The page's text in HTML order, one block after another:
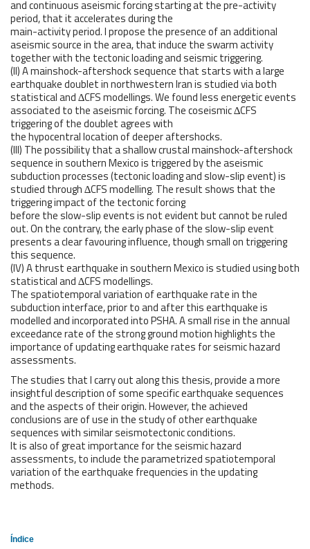
and continuous aseismic forcing starting at the pre-activity
period, that it accelerates during the
main-activity period. I propose the presence of an additional
aseismic source in the area, that induce the swarm activity
together with the tectonic loading and seismic triggering.
(II) A mainshock-aftershock sequence that starts with a large
earthquake doublet in northwestern Iran is studied via both
statistical and ∆CFS modellings. We found less energetic events
associated to the aseismic forcing. The coseismic ∆CFS
triggering of the doublet agrees with
the hypocentral location of deeper aftershocks.
(III) The possibility that a shallow crustal mainshock-aftershock
sequence in southern Mexico is triggered by the aseismic
subduction processes (tectonic loading and slow-slip event) is
studied through ∆CFS modelling. The result shows that the
triggering impact of the tectonic forcing
before the slow-slip events is not evident but cannot be ruled
out. On the contrary, the early phase of the slow-slip event
presents a clear favouring influence, though small on triggering
this sequence.
(IV) A thrust earthquake in southern Mexico is studied using both
statistical and ∆CFS modellings.
The spatiotemporal variation of earthquake rate in the
subduction interface, prior to and after this earthquake is
modelled and incorporated into PSHA. A small rise in the annual
exceedance rate of the strong ground motion highlights the
importance of updating earthquake rates for seismic hazard
assessments.
The studies that I carry out along this thesis, provide a more
insightful description of some specific earthquake sequences
and the aspects of their origin. However, the achieved
conclusions are of use in the study of other earthquake
sequences with similar seismotectonic conditions.
It is also of great importance for the seismic hazard
assessments, to include the parametrized spatiotemporal
variation of the earthquake frequencies in the updating
methods.
Índice